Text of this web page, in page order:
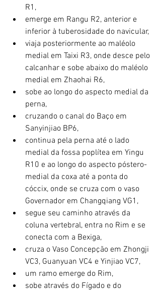
R1,
emerge em Rangu R2, anterior e
inferior à tuberosidade do navicular,
viaja posteriormente ao maléolo
medial em Taixi R3, onde desce pelo
calcanhar e sobe abaixo do maléolo
medial em Zhaohai R6,
sobe ao longo do aspecto medial da
perna,
cruzando o canal do Baço em
Sanyinjiao BP6,
continua pela perna até o lado
medial da fossa poplítea em Yingu
R10 e ao longo do aspecto póstero-
medial da coxa até a ponta do
cóccix, onde se cruza com o vaso
Governador em Changqiang VG1,
segue seu caminho através da
coluna vertebral, entra no Rim e se
conecta com a Bexiga,
cruza o Vaso Concepção em Zhongji
VC3, Guanyuan VC4 e Yinjiao VC7,
um ramo emerge do Rim,
sobe através do Fígado e do